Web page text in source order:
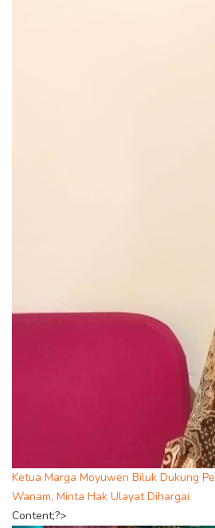
Ketua Marga Moyuwen Biluk Dukung
Wanam, Minta Hak Ulayat Dihargai
Content;?>